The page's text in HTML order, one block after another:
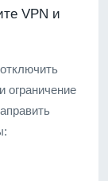
VPN и
ограничение